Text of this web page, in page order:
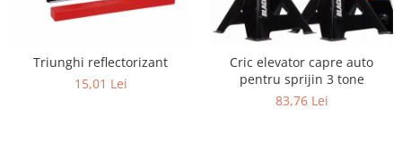
Triunghi reflectorizant
15,01 Lei
Cric elevator capre auto
pentru sprijin 3 tone
83,76 Lei